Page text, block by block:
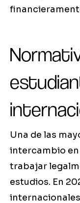
Una de las
intercambio
trabajar
estudios. En